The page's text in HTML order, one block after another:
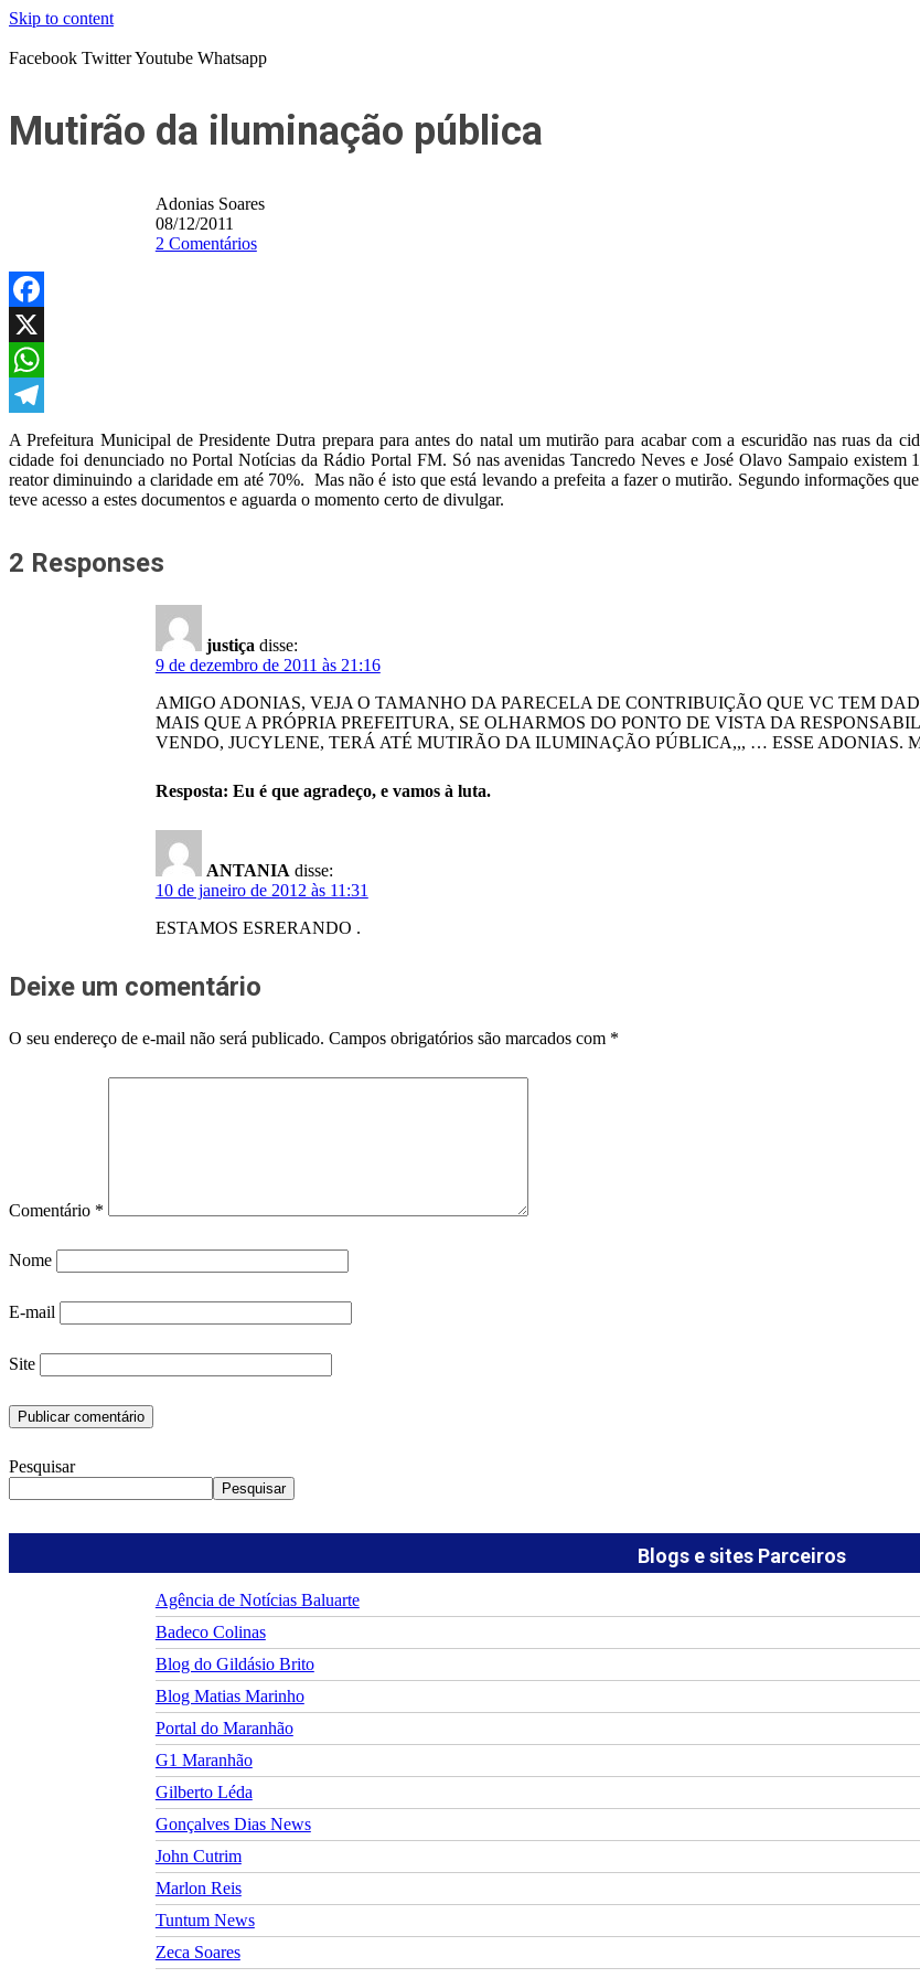
Skip to content
Facebook TwitterYoutube Whatsapp
Mutirão da iluminação pública
Adonias Soares
08/12/2011
2 Comentários
Facebook
X
WhatsApp
Telegram
A Prefeitura Municipal de Presidente Dutra prepara para antes do natal um mutirão para acabar com a escuridão nas ruas da
cidade foi denunciado no Portal Notícias da Rádio Portal FM. Só nas avenidas Tancredo Neves e José Olavo Sampaio existem
reator diminuindo a claridade em até 70%. Mas não é isto que está levando a prefeita a fazer o mutirão. Segundo informações
teve acesso a estes documentos e aguarda o momento certo de divulgar.
2 Responses
justiça disse:
9 de dezembro de 2011 às 21:16
AMIGO ADONIAS, VEJA O TAMANHO DA PARECELA DE CONTRIBUIÇÃO QUE VC TEM
MAIS QUE A PRÓPRIA PREFEITURA, SE OLHARMOS DO PONTO DE VISTA DA
VENDO, JUCYLENE, TERÁ ATÉ MUTIRÃO DA ILUMINAÇÃO PÚBLICA,,, … ESSE ADONIAS.
Resposta: Eu é que agradeço, e vamos à luta.
ANTANIA disse:
10 de janeiro de 2012 às 11:31
ESTAMOS ESRERANDO .
Deixe um comentário
O seu endereço de e-mail não será publicado. Campos obrigatórios são marcados com *
Comentário *
Nome
E-mail
Site
Pesquisar
Pesquisar
Blogs e sites Parceiros
Agência de Notícias Baluarte
Badeco Colinas
Blog do Gildásio Brito
Blog Matias Marinho
Portal do Maranhão
G1 Maranhão
Gilberto Léda
Gonçalves Dias News
John Cutrim
Marlon Reis
Tuntum News
Zeca Soares